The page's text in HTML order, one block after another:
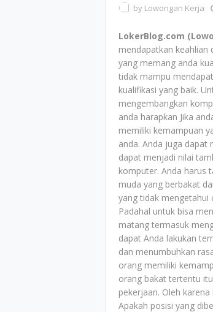
by Lowongan Kerja
LokerBlog.com
mendapatkan keahlian
yang memang anda
tidak mampu
kualifikasi yang baik.
mengembangkan
anda harapkan Jika
memiliki kemampuan
anda. Anda juga dapat
dapat menjadi nilai
komputer. Anda harus
muda yang berbakat
yang tidak mengetahui
Padahal untuk bisa
matang termasuk
dapat Anda lakukan
dan menumbuhkan
orang memiliki
orang bakat tertentu
pekerjaan. Oleh
Apakah posisi yang